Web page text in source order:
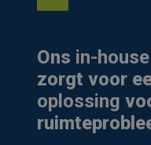
Ons in-
zorgt voor
oplossing